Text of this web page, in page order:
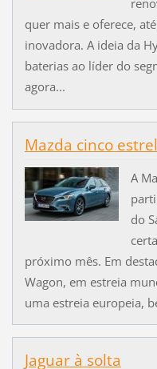
quer mais e oferece,
inovadora. A ideia da
baterias ao líder do
agora...
Mazda cinco
A
do
próximo mês. Em
Wagon, em estreia
uma estreia europeia,
Jaguar à solta